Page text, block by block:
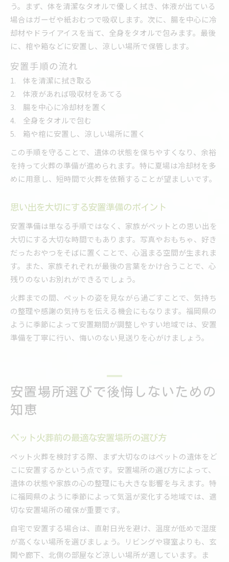
う。まず、体を清潔なタオルで優しく拭き、体液が出ている
場合はガーゼや紙おむつで吸収します。次に、腸を中心に冷
却材やドライアイスを当て、全身をタオルで包みます。最後
に、棺や箱などに安置し、涼しい場所で保管します。
安置手順の流れ
体を清潔に拭き取る
体液があれば吸収材をあてる
腸を中心に冷却材を置く
全身をタオルで包む
箱や棺に安置し、涼しい場所に置く
この手順を守ることで、遺体の状態を保ちやすくなり、余裕
を持って火葬の準備が進められます。特に夏場は冷却材を多
めに用意し、短時間で火葬を依頼することが望ましいです。
思い出を大切にする安置準備のポイント
安置準備は単なる手順ではなく、家族がペットとの思い出を
大切にする大切な時間でもあります。写真やおもちゃ、好き
だったおやつをそばに置くことで、心温まる空間が生まれま
す。また、家族それぞれが最後の言葉をかけ合うことで、心
残りのないお別れができるでしょう。
火葬までの間、ペットの姿を見ながら過ごすことで、気持ち
の整理や感謝の気持ちを伝える機会にもなります。福岡県の
ように季節によって安置期間が調整しやすい地域では、安置
準備を丁寧に行い、悔いのない見送りを心がけましょう。
安置場所選びで後悔しないための
知恵
ペット火葬前の最適な安置場所の選び方
ペット火葬を検討する際、まず大切なのはペットの遺体をど
こに安置するかという点です。安置場所の選び方によって、
遺体の状態や家族の心の整理にも大きな影響を与えます。特
に福岡県のように季節によって気温が変化する地域では、適
切な安置場所の確保が重要です。
自宅で安置する場合は、直射日光を避け、温度が低めで湿度
が高くない場所を選びましょう。リビングや寝室よりも、玄
関や廊下、北側の部屋など涼しい場所が適しています。ま